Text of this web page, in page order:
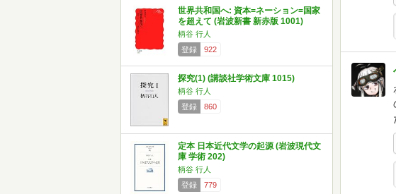
世界共和国へ: 資本=ネーション=国家
を超えて (岩波新書 新赤版 1001)
柄谷 行人
登録
922
探究(1) (講談社学術文庫 1015)
柄谷 行人
登録
860
定本 日本近代文学の起源 (岩波現代文
庫 学術 202)
柄谷 行人
登録
779